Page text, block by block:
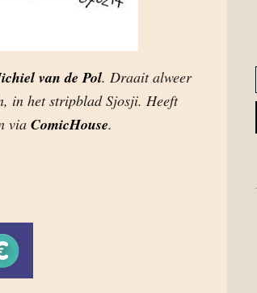
van de Pol. Draait alweer
in het stripblad Sjosji. Heeft
via ComicHouse.